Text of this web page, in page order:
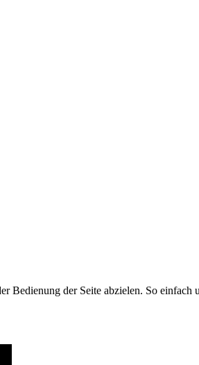
Bedienung der Seite abzielen. So